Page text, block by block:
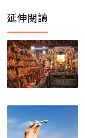
延伸閱讀